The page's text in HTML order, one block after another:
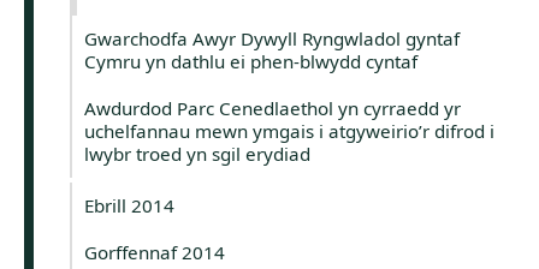
Gwarchodfa Awyr Dywyll Ryngwladol gyntaf
Cymru yn dathlu ei phen-blwydd cyntaf
Awdurdod Parc Cenedlaethol yn cyrraedd yr
uchelfannau mewn ymgais i atgyweirio’r difrod i
lwybr troed yn sgil erydiad
Ebrill 2014
Gorffennaf 2014